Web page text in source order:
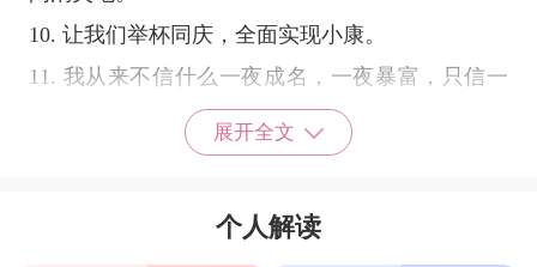
10. 让我们举杯同庆，全面实现小康。
11. 我从来不信什么一夜成名，一夜暴富，只信一
分耕耘一分收获。2023再见!
12. 回顾2023年，在工作上我们互相帮助，在生活
年里继续我们的快乐，继续我们的和谐。愿我们在
展开全文
个人解读